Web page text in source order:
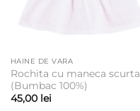
HAINE DE VARA
Rochita cu maneca scurta
(Bumbac 100%)
45,00 lei